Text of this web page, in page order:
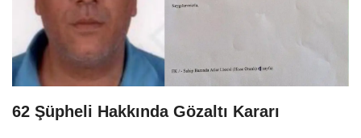
62 Şüpheli Hakkında Gözaltı Kararı